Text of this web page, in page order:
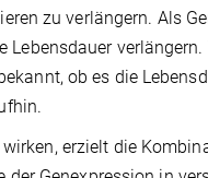
zu verlängern. Als
Lebensdauer
ob es die
erzielt die